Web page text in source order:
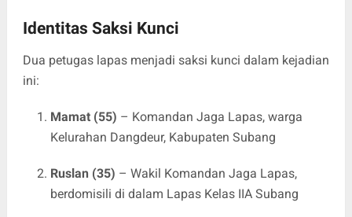
Identitas Saksi Kunci
Dua petugas lapas menjadi saksi kunci dalam kejadian
ini:
Mamat (55) – Komandan Jaga Lapas, warga
Kelurahan Dangdeur, Kabupaten Subang
Ruslan (35) – Wakil Komandan Jaga Lapas,
berdomisili di dalam Lapas Kelas IIA Subang